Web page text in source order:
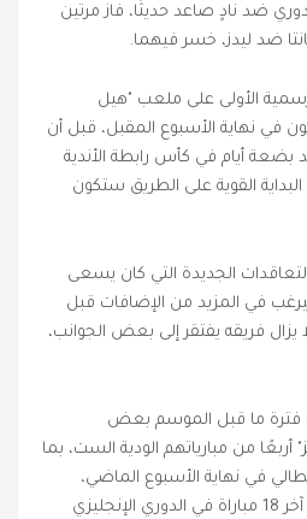
ضد نادٍ صاعد حديثًا، فاز مرتين
ضد ليدز، خسر فيهما.
الرسمية الأولى على ملعب "هيل
في نهاية الأسبوع المقبل، قبل أن
بضعة أيام في كأس رابطة الأندية
البداية القوية على الطريق ستكون
الجديدة التي كان يسعى
في المزيد من الإضافات قبل
يزال فريقه يفتقر إلى بعض الجوانب،
فترة ما قبل الموسم بعض
من مبارياتهم الودية الست، بما
في نهاية الأسبوع الماضي،
لكنهم حصدوا 31 نقطة من آخر 18 مباراة في الدوري الإنجليزي